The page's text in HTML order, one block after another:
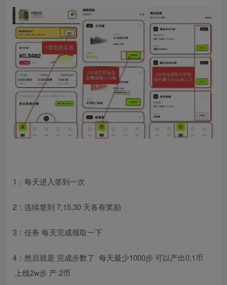
1：每天进入签到一次
2：连续签到 7,15,30 天各有奖励
3：任务 每天完成领取一下
4：然后就是 完成步数了 每天最少1000步 可以产出0,1币
上线2w步 产 2币